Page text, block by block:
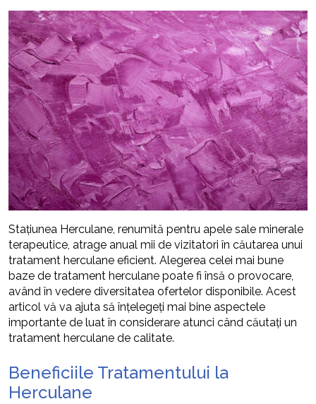
Stațiunea Herculane, renumită pentru apele sale minerale
terapeutice, atrage anual mii de vizitatori în căutarea unui
tratament herculane eficient. Alegerea celei mai bune
baze de tratament herculane poate fi însă o provocare,
având în vedere diversitatea ofertelor disponibile. Acest
articol vă va ajuta să înțelegeți mai bine aspectele
importante de luat în considerare atunci când căutați un
tratament herculane de calitate.
Beneficiile Tratamentului la
Herculane